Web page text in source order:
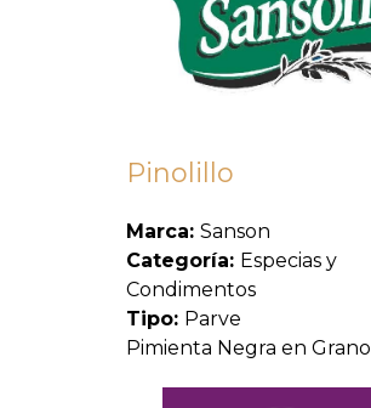
Pinolillo
Marca: Sanson
Categoría: Especias y
Condimentos
Tipo: Parve
Pimienta Negra en Grano